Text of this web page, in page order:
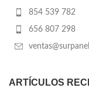
854 539 782
656 807 298
ARTÍCULOS